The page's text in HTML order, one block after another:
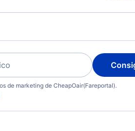
de marketing de CheapOair(Fareportal).